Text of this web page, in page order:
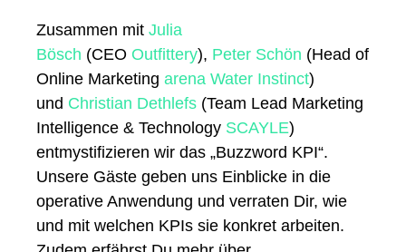
Zusammen mit Julia
Bösch (CEO Outfittery), Peter Schön (Head of
Online Marketing arena Water Instinct)
und Christian Dethlefs (Team Lead Marketing
Intelligence & Technology SCAYLE)
entmystifizieren wir das „Buzzword KPI“.
Unsere Gäste geben uns Einblicke in die
operative Anwendung und verraten Dir, wie
und mit welchen KPIs sie konkret arbeiten.